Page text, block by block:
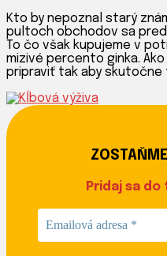
Kto by nepoznal starý
pultoch obchodov sa
To čo však kupujeme v
mizivé percento ginka.
pripraviť tak aby skutočne
Pridaj sa do